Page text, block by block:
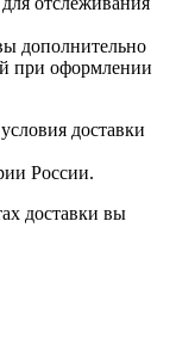
дополнительно
при оформлении
доставки
России.
доставки вы